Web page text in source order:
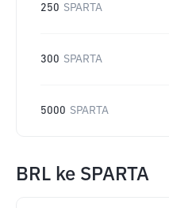
250 SPARTA
300 SPARTA
5000 SPARTA
BRL ke SPARTA